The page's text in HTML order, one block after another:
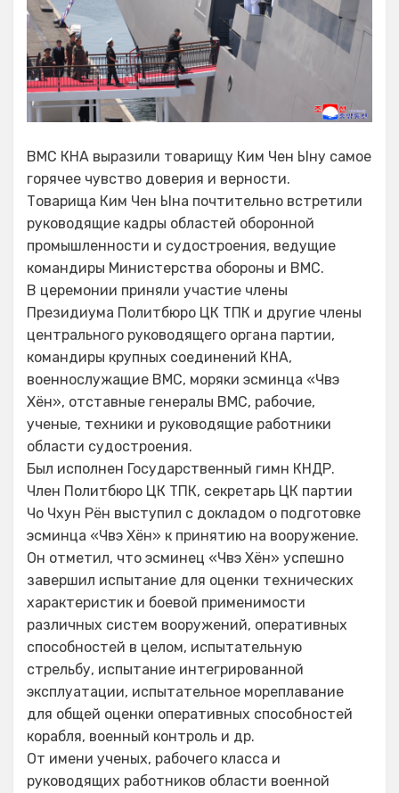
ВМС КНА выразили товарищу Ким Чен Ыну самое
горячее чувство доверия и верности.
Товарища Ким Чен Ына почтительно встретили
руководящие кадры областей оборонной
промышленности и судостроения, ведущие
командиры Министерства обороны и ВМС.
В церемонии приняли участие члены
Президиума Политбюро ЦК ТПК и другие члены
центрального руководящего органа партии,
командиры крупных соединений КНА,
военнослужащие ВМС, моряки эсминца «Чвэ
Хён», отставные генералы ВМС, рабочие,
ученые, техники и руководящие работники
области судостроения.
Был исполнен Государственный гимн КНДР.
Член Политбюро ЦК ТПК, секретарь ЦК партии
Чо Чхун Рён выступил с докладом о подготовке
эсминца «Чвэ Хён» к принятию на вооружение.
Он отметил, что эсминец «Чвэ Хён» успешно
завершил испытание для оценки технических
характеристик и боевой применимости
различных систем вооружений, оперативных
способностей в целом, испытательную
стрельбу, испытание интегрированной
эксплуатации, испытательное мореплавание
для общей оценки оперативных способностей
корабля, военный контроль и др.
От имени ученых, рабочего класса и
руководящих работников области военной